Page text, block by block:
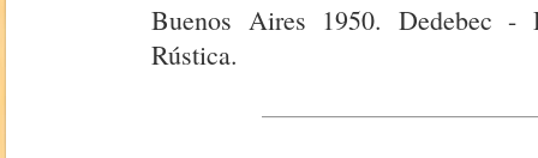
Buenos Aires 1950. Dedebec -
Rústica.